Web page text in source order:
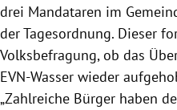
drei Mandataren im
der Tagesordnung. Dieser
Volksbefragung, ob das
EVN-Wasser wieder
„Zahlreiche Bürger haben